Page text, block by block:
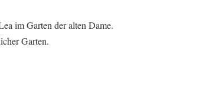
im Garten der alten Dame.
Garten.